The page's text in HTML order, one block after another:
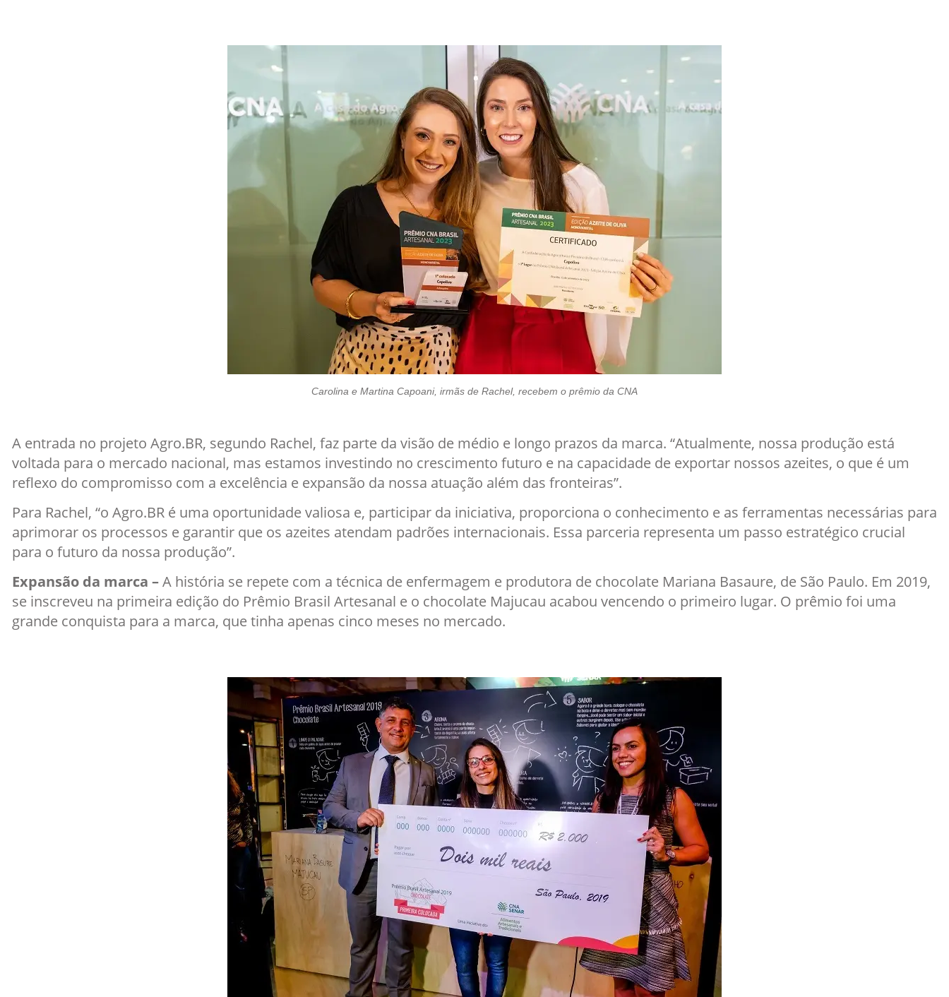
Carolina e Martina Capoani, irmãs de Rachel, recebem o prêmio da CNA
A entrada no projeto Agro.BR, segundo Rachel, faz parte da visão de médio e longo prazos da marca. “Atualmente, nossa produção está
voltada para o mercado nacional, mas estamos investindo no crescimento futuro e na capacidade de exportar nossos azeites, o que é um
reflexo do compromisso com a excelência e expansão da nossa atuação além das fronteiras”.
Para Rachel, “o Agro.BR é uma oportunidade valiosa e, participar da iniciativa, proporciona o conhecimento e as ferramentas necessárias para
aprimorar os processos e garantir que os azeites atendam padrões internacionais. Essa parceria representa um passo estratégico crucial
para o futuro da nossa produção”.
Expansão da marca –A história se repete com a técnica de enfermagem e produtora de chocolate Mariana Basaure, de São Paulo. Em 2019,
se inscreveu na primeira edição do Prêmio Brasil Artesanal e o chocolate Majucau acabou vencendo o primeiro lugar. O prêmio foi uma
grande conquista para a marca, que tinha apenas cinco meses no mercado.